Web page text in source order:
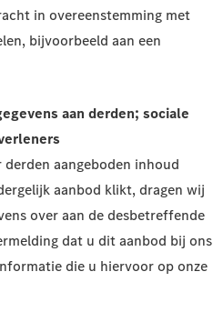
in overeenstemming met
bijvoorbeeld aan een
aan derden; sociale
aangeboden inhoud
aanbod klikt, dragen wij
over aan de desbetreffende
dat u dit aanbod bij ons
die u hiervoor op onze